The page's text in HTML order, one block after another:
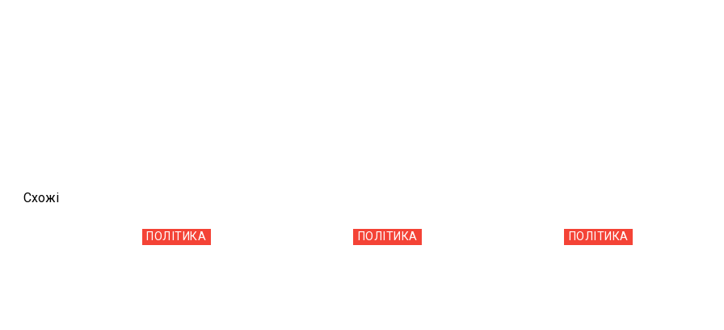
Схожi
ПОЛІТИКА ПОЛІТИКА ПОЛІТИКА